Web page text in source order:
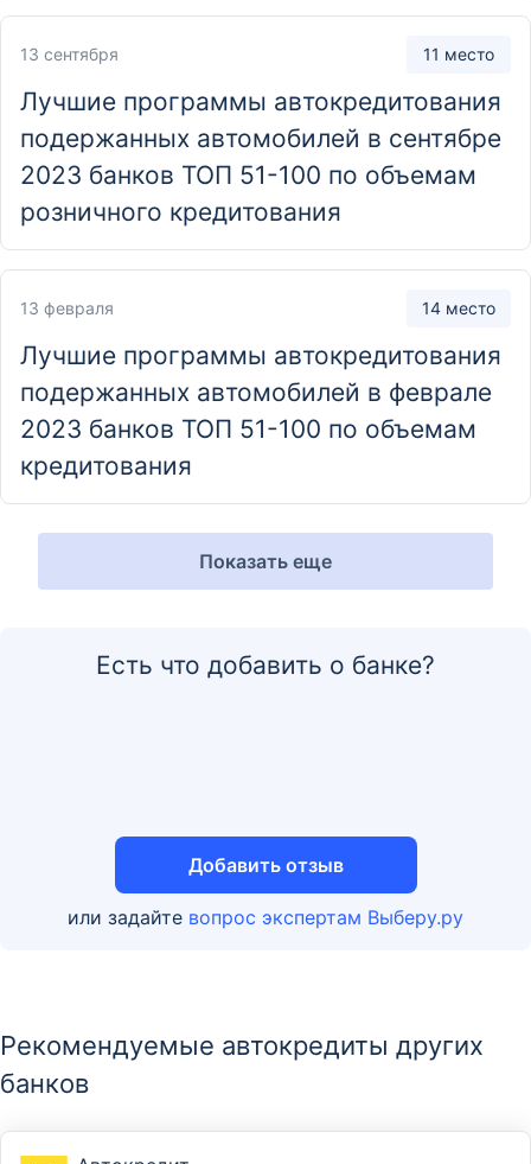
13 сентября 11 место
Лучшие программы автокредитования
подержанных автомобилей в сентябре
2023 банков ТОП 51-100 по объемам
розничного кредитования
13 февраля 14 место
Лучшие программы автокредитования
подержанных автомобилей в феврале
2023 банков ТОП 51-100 по объемам
кредитования
Показать еще
Есть что добавить о банке?
Добавить отзыв
или задайте вопрос экспертам Выберу.ру
Рекомендуемые автокредиты других
банков